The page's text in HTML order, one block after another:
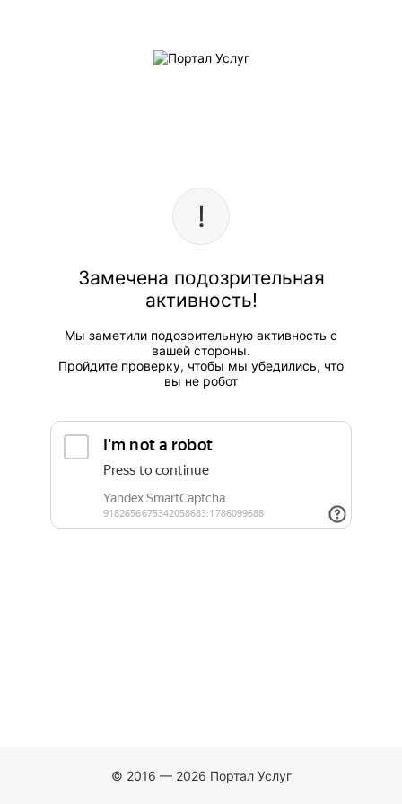
Замечена подозрительная
активность!
Мы заметили подозрительную активность с
вашей стороны.
Пройдите проверку, чтобы мы убедились, что
вы не робот
© 2016 — 2026 Портал Услуг